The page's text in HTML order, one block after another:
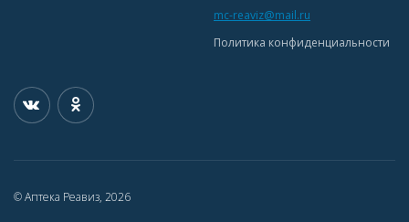
mc-reaviz@mail.ru
Политика конфиденциальности
© Аптека Реавиз, 2026